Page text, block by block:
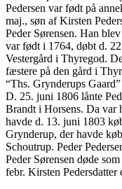
Pedersen var født på
maj., søn af Kirsten
Peder Sørensen. Han
var født i 1764, døbt d.
Vestergård i Thyregod.
fæstere på den gård i
“Ths. Grynderups
D. 25. juni 1806 lånte
Brandt i Horsens. Da var
havde d. 13. juni 1803
Grynderup, der havde
Schoutrup. Peder
Peder Sørensen døde
febr. Kirsten